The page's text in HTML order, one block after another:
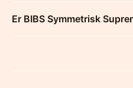
Er BIBS Symmetrisk